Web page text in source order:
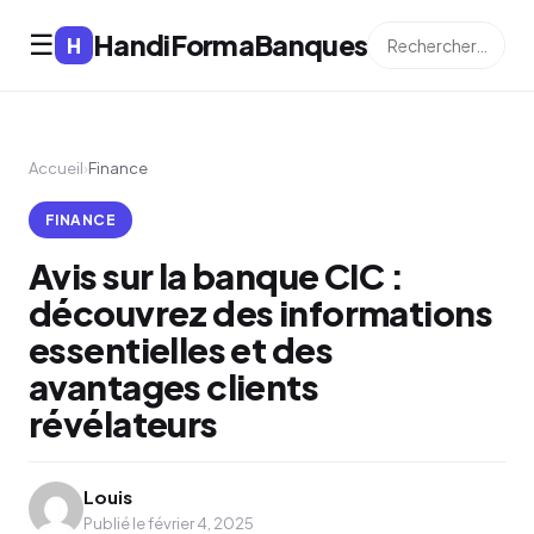
☰ H HandiFormaBanques
Accueil›Finance
FINANCE
Avis sur la banque CIC :
découvrez des informations
essentielles et des
avantages clients
révélateurs
Louis
Publié le février 4, 2025